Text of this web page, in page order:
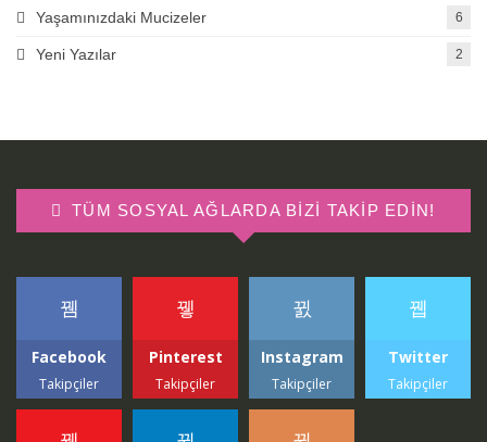
Yaşamınızdaki Mucizeler 6
Yeni Yazılar 2
TÜM SOSYAL AĞLARDA BIZI TAKIP EDIN!
Facebook
Takipçiler
Pinterest
Takipçiler
Instagram
Takipçiler
Twitter
Takipçiler